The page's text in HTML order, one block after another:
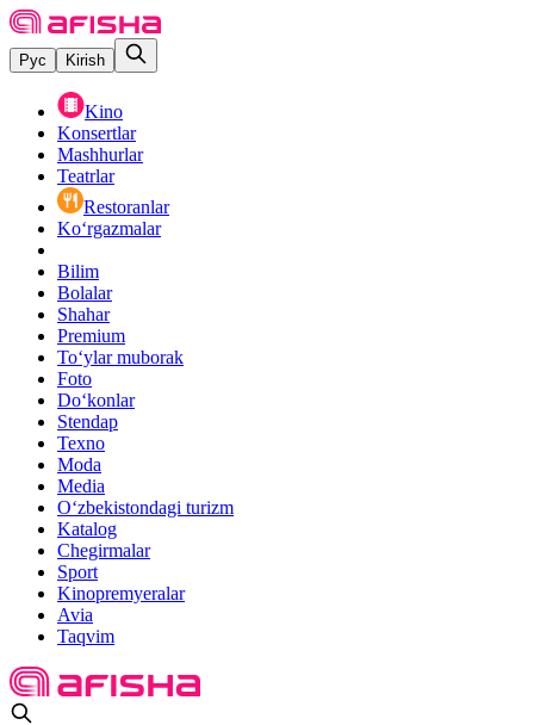
Рус Kirish
Kino
Konsertlar
Mashhurlar
Teatrlar
Restoranlar
Ko‘rgazmalar
Bilim
Bolalar
Shahar
Premium
Toʻylar muborak
Foto
Do‘konlar
Stendap
Texno
Moda
Media
O‘zbekistondagi turizm
Katalog
Chegirmalar
Sport
Kinopremyeralar
Avia
Taqvim